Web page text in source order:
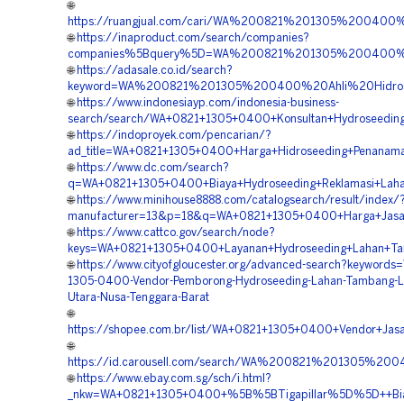
🌐
https://ruangjual.com/cari/
🌐 https://inaproduct.com/search/companies?
🌐 https://adasale.co.id/search?
🌐 https://www.indonesiayp.com/indonesia-business-
search/search/
🌐 https://indoproyek.com/pencarian/?
🌐 https://www.dc.com/search?
🌐 https://www.minihouse8888.com/catalogsearch/result/index/
🌐 https://www.cattco.gov/search/node?
🌐 https://www.cityofgloucester.org/advanced-
1305-0400-Vendor-Pemborong-Hydroseeding-Lahan-Tambang-
Utara-Nusa-Tenggara-Barat
🌐
https://shopee.com.br/list/
🌐
https://id.carousell.com/search/
🌐 https://www.ebay.com.sg/sch/i.html?